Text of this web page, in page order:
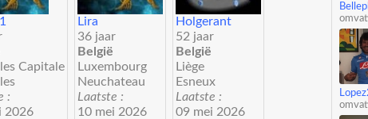
Capitale
:
2026
Lira
36 jaar
België
Luxembourg
Neuchateau
Laatste :
10 mei 2026
Holgerant
52 jaar
België
Liège
Esneux
Laatste :
09 mei 2026